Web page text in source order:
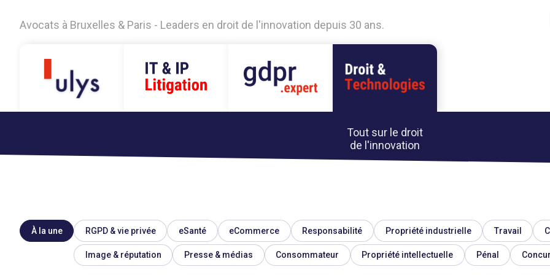
Avocats à Bruxelles & Paris - Leaders en droit de l'innovation depuis 30 ans.
Tout sur le droit
de l'innovation
À la une RGPD & vie privée eSanté eCommerce Responsabilité Propriété industrielle Travail
Image & réputation Presse & médias Consommateur Propriété intellectuelle Pénal